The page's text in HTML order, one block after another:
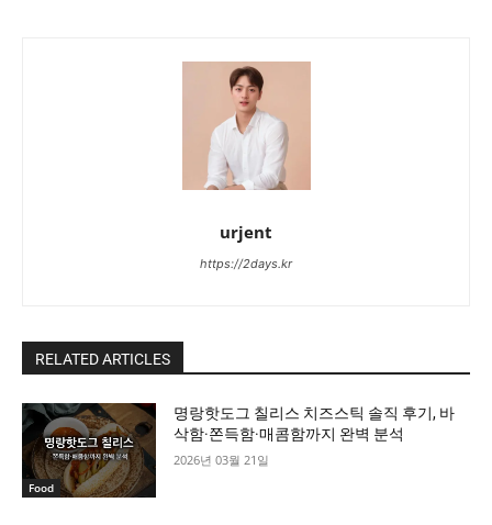
urjent
https://2days.kr
RELATED ARTICLES
Food
명랑핫도그 칠리스 치즈스틱 솔직 후기, 바
삭함·쫀득함·매콤함까지 완벽 분석
2026년 03월 21일